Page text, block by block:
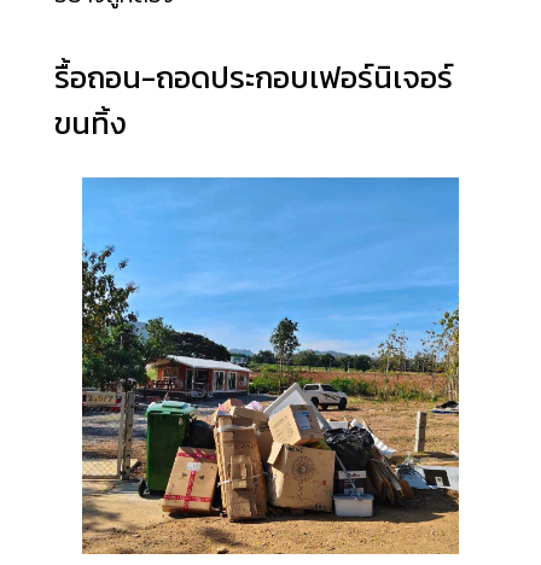
รื้อถอน-ถอดประกอบเฟอร์นิเจอร์
ขนทิ้ง